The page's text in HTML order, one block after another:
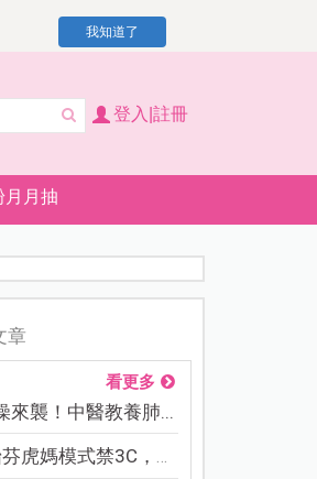
我知道了
登入|註冊
月月抽
章
看更多
來襲！中醫教養肺...
媽模式禁3C，看...